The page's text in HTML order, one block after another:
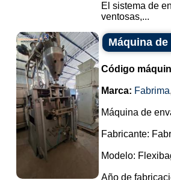
El sistema de
ventosas,...
Máquina
Código
Marca: Fabrima
Máquina de
Fabricante:
Modelo:
Año de